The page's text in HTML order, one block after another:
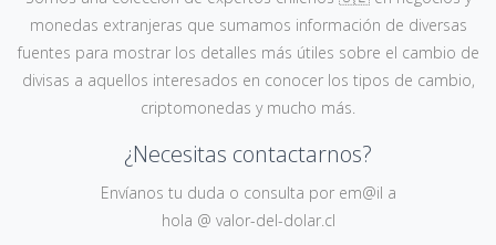
monedas extranjeras que sumamos información de diversas
fuentes para mostrar los detalles más útiles sobre el cambio de
divisas a aquellos interesados en conocer los tipos de cambio,
criptomonedas y mucho más.
¿Necesitas contactarnos?
Envíanos tu duda o consulta por em@il a
hola @ valor-del-dolar.cl